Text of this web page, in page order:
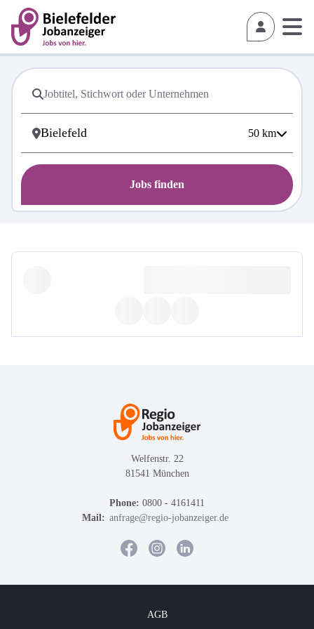
50 km
Jobs finden
Welfenstr. 22
81541 München
Phone: 0800 - 4161411
Mail: anfrage@regio-jobanzeiger.de
AGB